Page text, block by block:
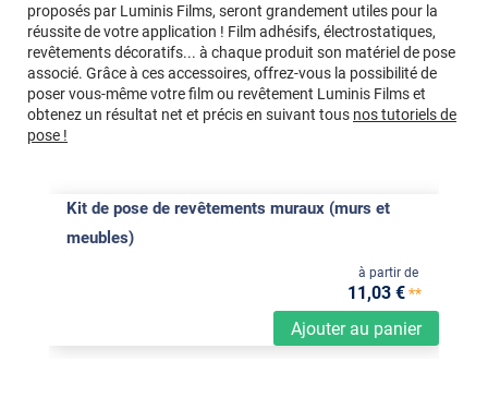
proposés par Luminis Films, seront grandement utiles pour la
réussite de votre application ! Film adhésifs, électrostatiques,
revêtements décoratifs... à chaque produit son matériel de pose
associé. Grâce à ces accessoires, offrez-vous la possibilité de
poser vous-même votre film ou revêtement Luminis Films et
obtenez un résultat net et précis en suivant tous nos tutoriels de
pose !
Kit de pose de revêtements muraux (murs et
meubles)
Ajouter au panier
à partir de
11 ,03 €**